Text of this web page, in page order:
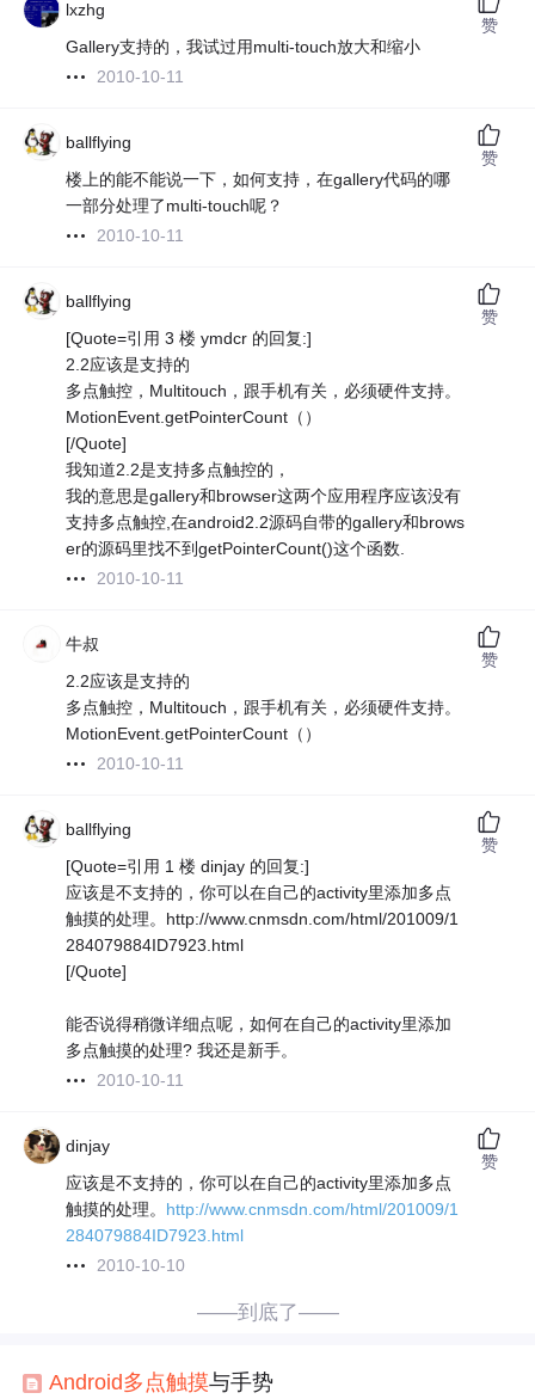
lxzhg
Gallery支持的，我试过用multi-touch放大和缩小
2010-10-11
赞
ballflying
楼上的能不能说一下，如何支持，在gallery代码的哪
一部分处理了multi-touch呢？
2010-10-11
赞
ballflying
[Quote=引用 3 楼 ymdcr 的回复:]
2.2应该是支持的
多点触控，Multitouch，跟手机有关，必须硬件支持。
MotionEvent.getPointerCount（）
[/Quote]
我知道2.2是支持多点触控的，
我的意思是gallery和browser这两个应用程序应该没有
支持多点触控,在android2.2源码自带的gallery和brows
er的源码里找不到getPointerCount()这个函数.
2010-10-11
赞
牛叔
2.2应该是支持的
多点触控，Multitouch，跟手机有关，必须硬件支持。
MotionEvent.getPointerCount（）
2010-10-11
赞
ballflying
[Quote=引用 1 楼 dinjay 的回复:]
应该是不支持的，你可以在自己的activity里添加多点
触摸的处理。http://www.cnmsdn.com/html/201009/1
284079884ID7923.html
[/Quote]
能否说得稍微详细点呢，如何在自己的activity里添加
多点触摸的处理? 我还是新手。
2010-10-11
赞
dinjay
应该是不支持的，你可以在自己的activity里添加多点
触摸的处理。 http://www.cnmsdn.com/html/201009/1
284079884ID7923.html
2010-10-10
赞
——到底了——
Android多点触摸与手势